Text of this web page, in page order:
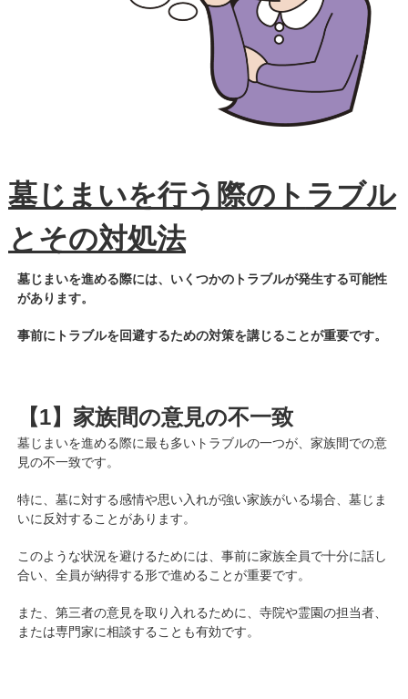
墓じまいを行う際のト ラブル
とその対処法
墓じまいを進める際には、いくつかのトラブルが発生する可能性
があります。
事前にトラブルを回避するための対策を講じることが重要です。
【1】家族間の意見の不一致
墓じまいを進める際に最も多いトラブルの一つが、家族間での意
見の不一致です。
特に、墓に対する感情や思い入れが強い家族がいる場合、墓じま
いに反対することがあります。
このような状況を避けるためには、事前に家族全員で十分に話し
合い、全員が納得する形で進めることが重要です。
また、第三者の意見を取り入れるために、寺院や霊園の担当者、
または専門家に相談することも有効です。